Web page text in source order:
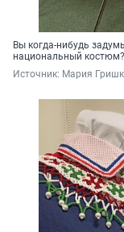
Вы когда-нибудь
национальный костюм?
Источник: Мария